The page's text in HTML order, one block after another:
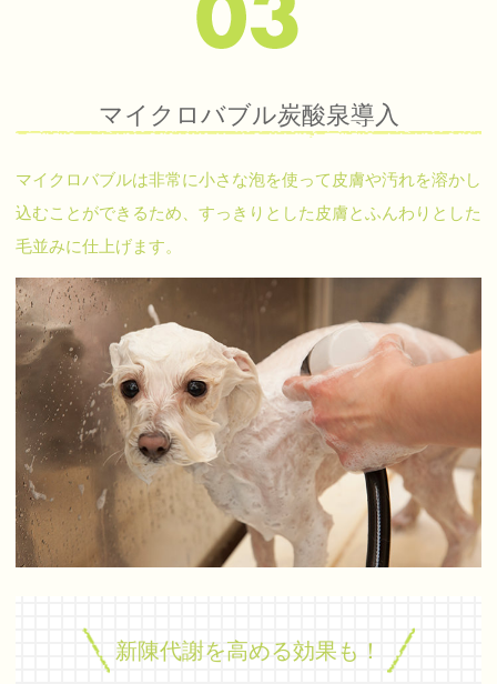
マイクロバブル炭酸泉導入
マイクロバブルは非常に小さな泡を使って皮膚や汚れを溶かし
込むことができるため、すっきりとした皮膚とふんわりとした
毛並みに仕上げます。
新陳代謝を高める効果も！